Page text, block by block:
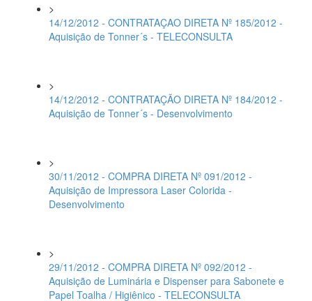
>
14/12/2012 - CONTRATAÇAO DIRETA Nº 185/2012 -
Aquisição de Tonner´s - TELECONSULTA
>
14/12/2012 - CONTRATAÇÃO DIRETA Nº 184/2012 -
Aquisição de Tonner´s - Desenvolvimento
>
30/11/2012 - COMPRA DIRETA Nº 091/2012 -
Aquisição de Impressora Laser Colorida -
Desenvolvimento
>
29/11/2012 - COMPRA DIRETA Nº 092/2012 -
Aquisição de Luminária e Dispenser para Sabonete e
Papel Toalha / Higiênico - TELECONSULTA